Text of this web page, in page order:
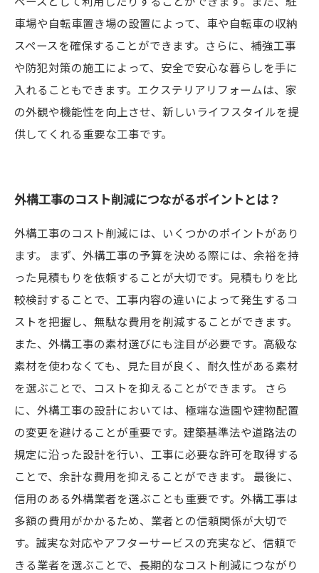
車場や自転車置き場の設置によって、車や自転車の収納
スペースを確保することができます。さらに、補強工事
や防犯対策の施工によって、安全で安心な暮らしを手に
入れることもできます。エクステリアリフォームは、家
の外観や機能性を向上させ、新しいライフスタイルを提
供してくれる重要な工事です。
外構工事のコスト削減につながるポイントとは？
外構工事のコスト削減には、いくつかのポイントがあり
ます。 まず、外構工事の予算を決める際には、余裕を持
った見積もりを依頼することが大切です。見積もりを比
較検討することで、工事内容の違いによって発生するコ
ストを把握し、無駄な費用を削減することができます。
また、外構工事の素材選びにも注目が必要です。高級な
素材を使わなくても、見た目が良く、耐久性がある素材
を選ぶことで、コストを抑えることができます。 さら
に、外構工事の設計においては、極端な造園や建物配置
の変更を避けることが重要です。建築基準法や道路法の
規定に沿った設計を行い、工事に必要な許可を取得する
ことで、余計な費用を抑えることができます。 最後に、
信用のある外構業者を選ぶことも重要です。外構工事は
多額の費用がかかるため、業者との信頼関係が大切で
す。誠実な対応やアフターサービスの充実など、信頼で
きる業者を選ぶことで、長期的なコスト削減につながり